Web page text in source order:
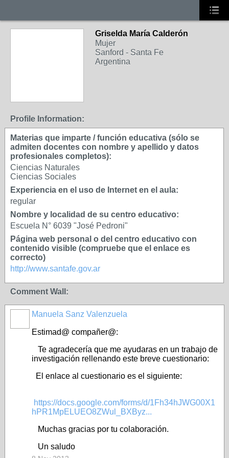
Griselda María Calderón
Mujer
Sanford - Santa Fe
Argentina
Profile Information:
Materias que imparte / función educativa (sólo se
admiten docentes con nombre y apellido y datos
profesionales completos):
Ciencias Naturales
Ciencias Sociales
Experiencia en el uso de Internet en el aula:
regular
Nombre y localidad de su centro educativo:
Escuela N° 6039 "José Pedroni"
Página web personal o del centro educativo con
contenido visible (compruebe que el enlace es
correcto)
http://www.santafe.gov.ar
Comment Wall:
Manuela Sanz Valenzuela
Estimad@ compañer@:
Te agradecería que me ayudaras en un trabajo de
investigación rellenando este breve cuestionario:
El enlace al cuestionario es el siguiente:
https://docs.google.com/forms/d/1Fh34hJWG00X1
hPR1MpELUEO8ZWul_BXByz...
Muchas gracias por tu colaboración.
Un saludo